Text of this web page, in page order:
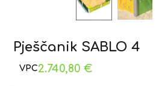
Pješčanik SABLO 4
2.740,80€